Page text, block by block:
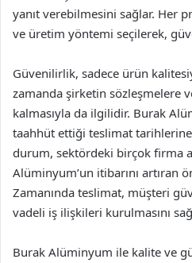
yanıt verebilmesini sağlar. Her
ve üretim yöntemi seçilerek,
Güvenilirlik, sadece ürün
zamanda şirketin sözleşmelere
kalmasıyla da ilgilidir. Burak
taahhüt ettiği teslimat
durum, sektördeki birçok firma
Alüminyum’un itibarını artıran
Zamanında teslimat, müşteri
vadeli iş ilişkileri kurulmasını
Burak Alüminyum ile kalite ve